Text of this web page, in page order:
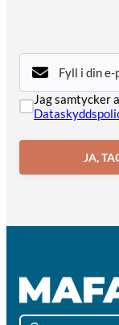
post(Obligatoriskt)
Samtycke
Jag samtycker
JA,